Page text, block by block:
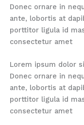
Donec ornare in
ante, lobortis at
porttitor ligula id
consectetur amet
Lorem ipsum dolor
Donec ornare in
ante, lobortis at
porttitor ligula id
consectetur amet